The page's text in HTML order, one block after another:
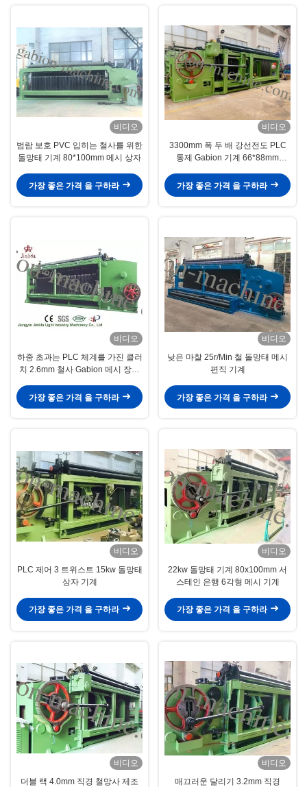
비디오
범람 보호 PVC 입히는 철사를 위한
돌망태 기계 80*100mm 메시 상자
가장 좋은 가격 을 구하라
비디오
3300mm 폭 두 배 강선전도 PLC
통제 Gabion 기계 66*88mm
가장 좋은 가격 을 구하라
비디오
하중 초과는 PLC 체계를 가진 클러
치 2.6mm 철사 Gabion 메시 장비
가장 좋은 가격 을 구하라
비디오
낮은 마찰 25r/Min 철 돌망태 메시
편직 기계
가장 좋은 가격 을 구하라
비디오
PLC 제어 3 트위스트 15kw 돌망태
상자 기계
가장 좋은 가격 을 구하라
비디오
22kw 돌망태 기계 80x100mm 서
스테인 은행 6각형 메시 기계
가장 좋은 가격 을 구하라
비디오
더블 랙 4.0mm 직경 철망사 제조
비디오
매끄러운 달리기 3.2mm 직경